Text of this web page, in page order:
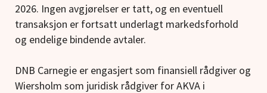
2026. Ingen avgjørelser er tatt, og en eventuell
transaksjon er fortsatt underlagt markedsforhold
og endelige bindende avtaler.
DNB Carnegie er engasjert som finansiell rådgiver og
Wiersholm som juridisk rådgiver for AKVA i